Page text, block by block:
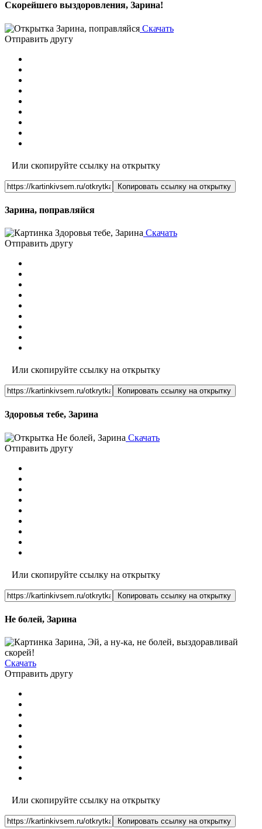
Скорейшего выздоровления, Зарина!
Скачать
Отправить другу
Или скопируйте ссылку на открытку
Копировать ссылку на открытку
Зарина, поправляйся
Скачать
Отправить другу
Или скопируйте ссылку на открытку
Копировать ссылку на открытку
Здоровья тебе, Зарина
Скачать
Отправить другу
Или скопируйте ссылку на открытку
Копировать ссылку на открытку
Не болей, Зарина
Скачать
Отправить другу
Или скопируйте ссылку на открытку
Копировать ссылку на открытку